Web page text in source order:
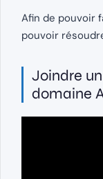
Afin de pouvoir
pouvoir
Joindre
domaine